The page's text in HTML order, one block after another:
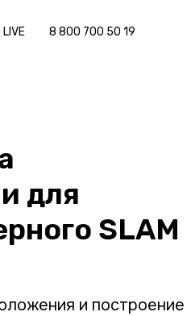
LIVE 8 800 700 50 19
для
SLAM
и построение